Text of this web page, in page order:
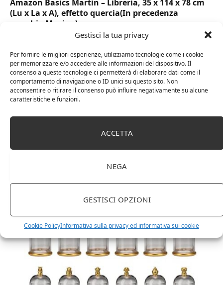
Gestisci la tua privacy
Per fornire le migliori esperienze, utilizziamo tecnologie come i cookie
per memorizzare e/o accedere alle informazioni del dispositivo. Il
consenso a queste tecnologie ci permetterà di elaborare dati come il
comportamento di navigazione o ID unici su questo sito. Non
acconsentire o ritirare il consenso può influire negativamente su alcune
caratteristiche e funzioni.
ACCETTA
NEGA
GESTISCI OPZIONI
Cookie PolicyInformativa sulla privacy ed informativa sui cookie
Amazon Basics Martin – Libreria, 35 x 114 x 78 cm
(Lu x La x A), effetto quercia(In precedenza
marchio Movian)
DOT Horeca Solutions 1000 Bicchieri PET
usa e getta bicchiere riciclabili per acqua bevande